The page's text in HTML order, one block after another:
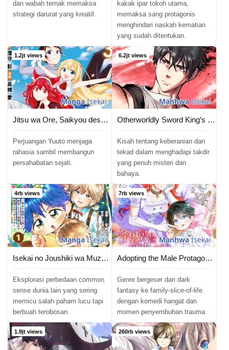
dan wabah ternak memaksa
strategi darurat yang kreatif.
kakak ipar tokoh utama,
memaksa sang protagonis
menghindari naskah kematian
yang sudah ditentukan.
1.2jt views
MangaIsekai
Jitsu wa Ore, Saikyou deshita?
Perjuangan Yuuto menjaga
rahasia sambil membangun
persahabatan sejati.
6.2jt views
ManhwaIsekai
Otherworldly Sword King’s Survival Records
Kisah tentang keberanian dan
tekad dalam menghadapi takdir
yang penuh misteri dan
bahaya.
4rb views
MangaIsekai
Isekai no Joushiki wa Muzukashii: Kishou de Saijaku na Hitozoku ni Tensei Shita Kedo Butsuri Igai de Saikyou ni Nari Sou Desu
Eksplorasi perbedaan common
sense dunia lain yang sering
memicu salah paham lucu tapi
berbuah terobosan.
7rb views
ManhwaIsekai
Adopting the Male Protagonist Changed the Genre
Genre bergeser dari dark
fantasy ke family-slice-of-life
dengan komedi hangat dan
momen penyembuhan trauma.
1.9jt views 260rb views